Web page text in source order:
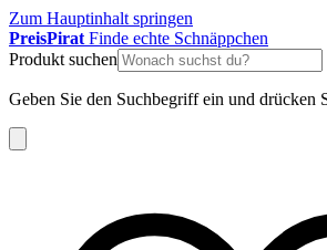
Zum Hauptinhalt springen
PreisPirat Finde echte Schnäppchen
Produkt suchen
Geben Sie den Suchbegriff ein und drücken